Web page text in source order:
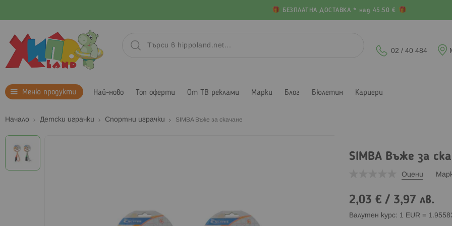
БЕЗПЛАТНА ДОСТАВКА * над 45.50 €
02 / 40 484
Меню продукти Най-ново Топ оферти От ТВ реклами Марки Блог Бюлетин Кариери
Начало Детски играчки Спортни играчки SIMBA Въже за скачане
Преминете
към
края
на
SIMBA Въже за
Оцени
2,03 €/ 3,97 лв.
Валутен курс: 1 EUR =